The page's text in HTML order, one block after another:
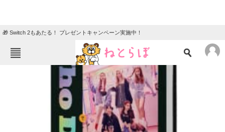
🎁 Switch 2もあたる！ プレゼントキャンペーン実施中！
ねとらぼメニュー
ニュース
クイズ
地域